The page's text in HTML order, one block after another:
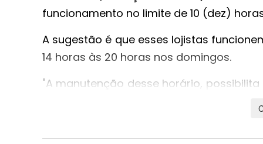
funcionamento no limite de 10 (dez)
A sugestão é que esses lojistas
14 horas às 20 horas nos domingos.
"A manutenção desse horário,
faturamento e o custo para se manter